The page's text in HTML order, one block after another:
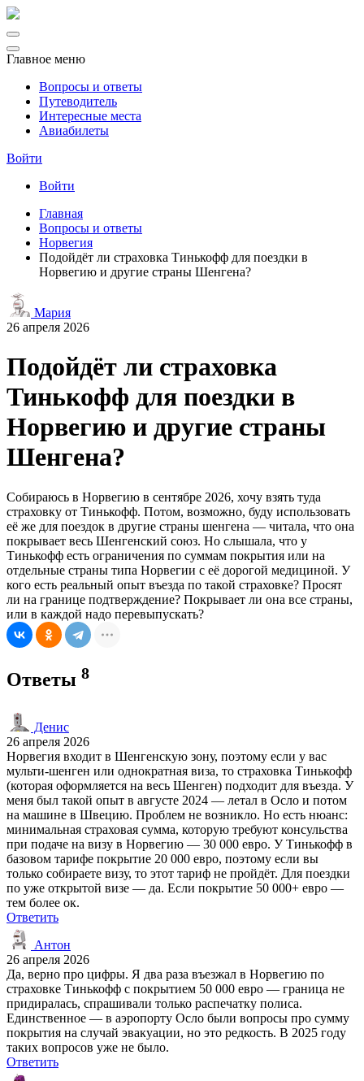
Главное меню
Вопросы и ответы
Путеводитель
Интересные места
Авиабилеты
Войти
Войти
Главная
Вопросы и ответы
Норвегия
Подойдёт ли страховка Тинькофф для поездки в
Норвегию и другие страны Шенгена?
Мария
26 апреля 2026
Подойдёт ли страховка
Тинькофф для поездки в
Норвегию и другие страны
Шенгена?
Собираюсь в Норвегию в сентябре 2026, хочу взять туда
страховку от Тинькофф. Потом, возможно, буду использовать
её же для поездок в другие страны шенгена — читала, что она
покрывает весь Шенгенский союз. Но слышала, что у
Тинькофф есть ограничения по суммам покрытия или на
отдельные страны типа Норвегии с её дорогой медициной. У
кого есть реальный опыт въезда по такой страховке? Просят
ли на границе подтверждение? Покрывает ли она все страны,
или в каждой надо перевыпускать?
Ответы 8
Денис
26 апреля 2026
Норвегия входит в Шенгенскую зону, поэтому если у вас
мульти-шенген или однократная виза, то страховка Тинькофф
(которая оформляется на весь Шенген) подходит для въезда. У
меня был такой опыт в августе 2024 — летал в Осло и потом
на машине в Швецию. Проблем не возникло. Но есть нюанс:
минимальная страховая сумма, которую требуют консульства
при подаче на визу в Норвегию — 30 000 евро. У Тинькофф в
базовом тарифе покрытие 20 000 евро, поэтому если вы
только собираете визу, то этот тариф не пройдёт. Для поездки
по уже открытой визе — да. Если покрытие 50 000+ евро —
тем более ок.
Ответить
Антон
26 апреля 2026
Да, верно про цифры. Я два раза въезжал в Норвегию по
страховке Тинькофф с покрытием 50 000 евро — граница не
придиралась, спрашивали только распечатку полиса.
Единственное — в аэропорту Осло были вопросы про сумму
покрытия на случай эвакуации, но это редкость. В 2025 году
таких вопросов уже не было.
Ответить